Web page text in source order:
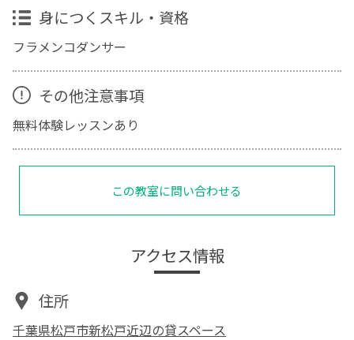
身につくスキル・資格
フラメンコダンサー
その他注意事項
無料体験レッスンあり
この教室に問い合わせる
アクセス情報
住所
千葉県松戸市新松戸近辺の貸スペース